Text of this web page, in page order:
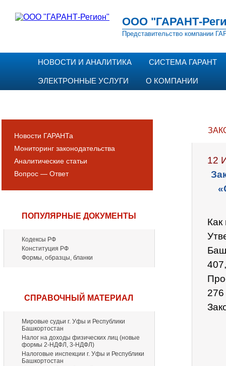
ООО "ГАРАНТ-
Представительство компании
НОВОСТИ И АНАЛИТИКА СИСТЕМА ГАРАНТ
ЭЛЕКТРОННЫЕ УСЛУГИ О КОМПАНИИ
Новости ГАРАНТа
Мониторинг законодательства
Аналитические статьи
Вопрос — Ответ
ПОПУЛЯРНЫЕ ДОКУМЕНТЫ
Кодексы РФ
Конституция РФ
Формы, образцы, бланки
СПРАВОЧНЫЙ МАТЕРИАЛ
Мировые судьи г. Уфы и Республики
Башкортостан
Налог на доходы физических лиц (новые
формы 2-НДФЛ, 3-НДФЛ)
Налоговые инспекции г. Уфы и Республики
Башкортостан
12
Как